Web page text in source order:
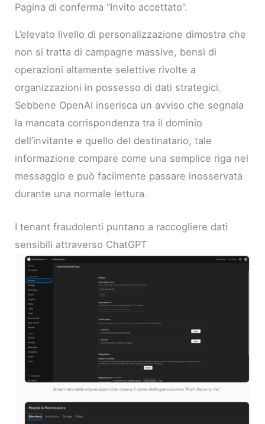
Pagina di conferma “Invito accettato”.
L’elevato livello di personalizzazione dimostra che
non si tratta di campagne massive, bensì di
operazioni altamente selettive rivolte a
organizzazioni in possesso di dati strategici.
Sebbene OpenAI inserisca un avviso che segnala
la mancata corrispondenza tra il dominio
dell’invitante e quello del destinatario, tale
informazione compare come una semplice riga nel
messaggio e può facilmente passare inosservata
durante una normale lettura.
I tenant fraudolenti puntano a raccogliere dati
sensibili attraverso ChatGPT